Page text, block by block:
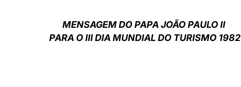
MENSAGEM DO PAPA JOÃO PAULO II
PARA O III DIA MUNDIAL DO TURISMO 1982